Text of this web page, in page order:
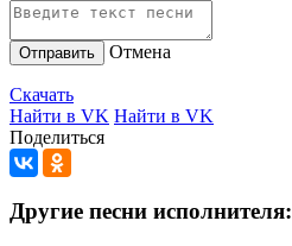
Отправить Отмена
Скачать
Найти в VK Найти в VK
Поделиться
Другие песни исполнителя: